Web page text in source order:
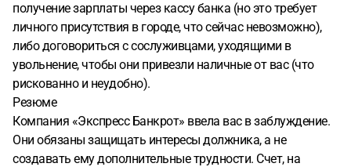
получение зарплаты через кассу банка (но это требует
личного присутствия в городе, что сейчас невозможно),
либо договориться с сослуживцами, уходящими в
увольнение, чтобы они привезли наличные от вас (что
рискованно и неудобно).
Резюме
Компания «Экспресс Банкрот» ввела вас в заблуждение.
Они обязаны защищать интересы должника, а не
создавать ему дополнительные трудности. Счет, на